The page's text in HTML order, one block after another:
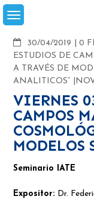
Skip
to
30/04/2019
0
ESTUDIOS DE
A TRAVÉS DE
ANALITICOS”
VIERNES
CAMPOS
Seminario IATE
Expositor: Dr.